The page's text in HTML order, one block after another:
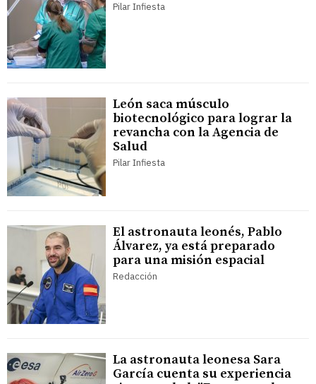
Pilar Infiesta
León saca músculo
biotecnológico para lograr la
revancha con la Agencia de
Salud
Pilar Infiesta
El astronauta leonés, Pablo
Álvarez, ya está preparado
para una misión espacial
Redacción
La astronauta leonesa Sara
García cuenta su experiencia